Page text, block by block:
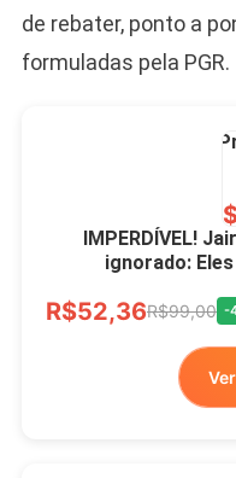
de rebater, ponto a
formuladas pela PGR.
IMPERDÍVEL!
ignorado:
R$52,36R$99,00 -